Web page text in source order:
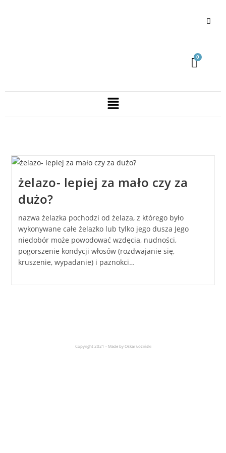
żelazo- lepiej za mało czy za
dużo?
nazwa żelazka pochodzi od żelaza, z którego było
wykonywane całe żelazko lub tylko jego dusza Jego
niedobór może powodować wzdęcia, nudności,
pogorszenie kondycji włosów (rozdwajanie się,
kruszenie, wypadanie) i paznokci…
Copyright 2021 - Made by Oskar Łoziński